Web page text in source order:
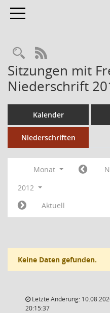
Toggle navigation
RSS-Feed
Sitzungen mit
Niederschrift
Kalender
Niederschriften
Monat
2012
Aktuell
Keine Daten gefunden.
Letzte Änderung:
20:15:37